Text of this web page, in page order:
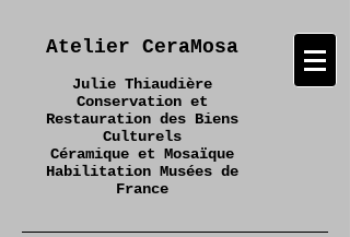
Atelier CeraMosa
Julie Thiaudière
Conservation et
Restauration des Biens
Culturels
Céramique et Mosaïque
Habilitation Musées de
France